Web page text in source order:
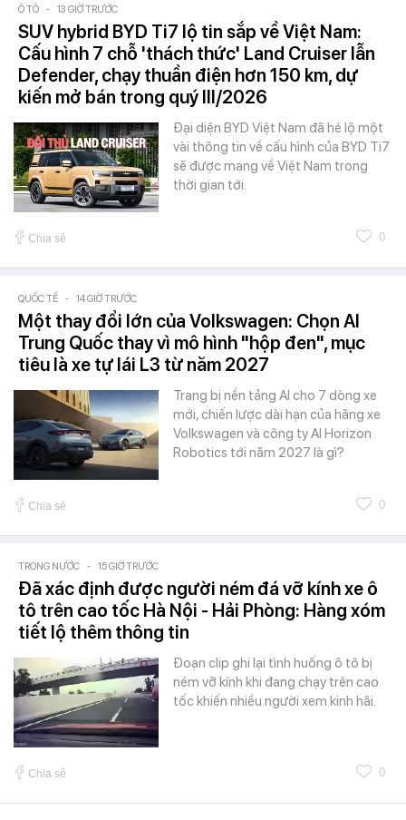
Ô TÔ - 13 GIỜ TRƯỚC
SUV hybrid BYD Ti7 lộ tin sắp về Việt Nam:
Cấu hình 7 chỗ 'thách thức' Land Cruiser lẫn
Defender, chạy thuần điện hơn 150 km, dự
kiến mở bán trong quý III/2026
Đại diện BYD Việt Nam đã hé lộ một
vài thông tin về cấu hình của BYD Ti7
sẽ được mang về Việt Nam trong
thời gian tới.
Chia sẻ 0
QUỐC TẾ - 14 GIỜ TRƯỚC
Một thay đổi lớn của Volkswagen: Chọn AI
Trung Quốc thay vì mô hình "hộp đen", mục
tiêu là xe tự lái L3 từ năm 2027
Trang bị nền tảng AI cho 7 dòng xe
mới, chiến lược dài hạn của hãng xe
Volkswagen và công ty AI Horizon
Robotics tới năm 2027 là gì?
Chia sẻ 0
TRONG NƯỚC - 15 GIỜ TRƯỚC
Đã xác định được người ném đá vỡ kính xe ô
tô trên cao tốc Hà Nội - Hải Phòng: Hàng xóm
tiết lộ thêm thông tin
Đoạn clip ghi lại tình huống ô tô bị
ném vỡ kính khi đang chạy trên cao
tốc khiến nhiều người xem kinh hãi.
Chia sẻ 0